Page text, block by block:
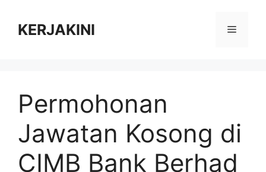
contentKERJAKINI Menu
Permohonan
Jawatan Kosong di
CIMB Bank Berhad